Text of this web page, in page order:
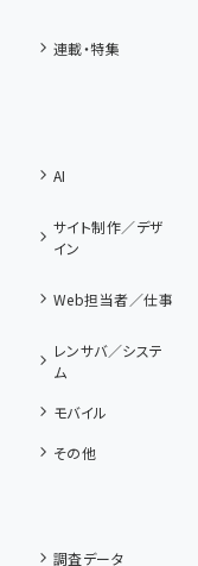
連載・特集
AI
サイト制作／デザ
イン
Web担当者／仕事
レンサバ／システ
ム
モバイル
その他
調査データ